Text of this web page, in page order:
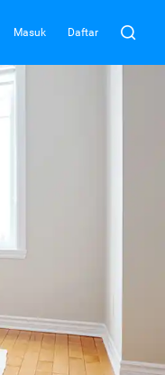
Masuk Daftar